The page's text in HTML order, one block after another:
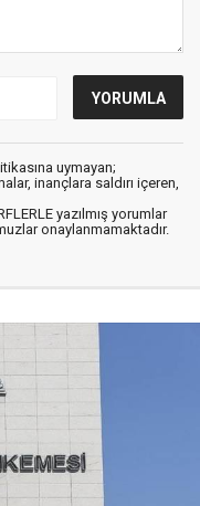
uymayan;
inançlara saldırı içeren,
yazılmış yorumlar
onaylanmamaktadır.